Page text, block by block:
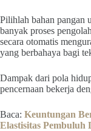
Pilihlah bahan pangan
banyak proses
secara otomatis
yang berbahaya bagi
Dampak dari pola
pencernaan bekerja
Baca: Keuntungan
Elastisitas Pembuluh